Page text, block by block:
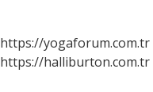
https://yogaforum.com.tr
https://halliburton.com.tr